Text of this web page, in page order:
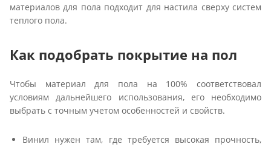
материалов для пола подходит для настила сверху систем
теплого пола.
Как подобрать покрытие на пол
Чтобы материал для пола на 100% соответствовал
условиям дальнейшего использования, его необходимо
выбрать с точным учетом особенностей и свойств.
Винил нужен там, где требуется высокая прочность,